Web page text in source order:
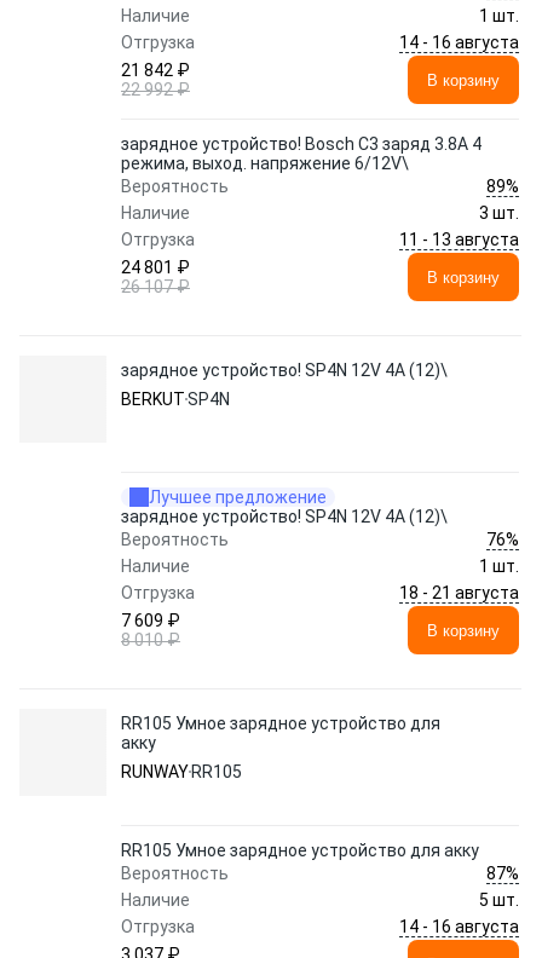
Наличие
1 шт.
Отгрузка
14 - 16 августа
21 842 ₽
22 992 ₽
В корзину
зарядное устройство! Bosch C3 заряд 3.8A 4
режима, выход. напряжение 6/12V\
Вероятность
89%
Наличие
3 шт.
Отгрузка
11 - 13 августа
24 801 ₽
26 107 ₽
В корзину
зарядное устройство! SP4N 12V 4А (12)\
BERKUTSP4N
Лучшее предложение
зарядное устройство! SP4N 12V 4А (12)\
Вероятность
76%
Наличие
1 шт.
Отгрузка
18 - 21 августа
7 609 ₽
8 010 ₽
В корзину
RR105 Умное зарядное устройство для
акку
RUNWAY RR105
RR105 Умное зарядное устройство для акку
Вероятность
87%
Наличие
5 шт.
Отгрузка
14 - 16 августа